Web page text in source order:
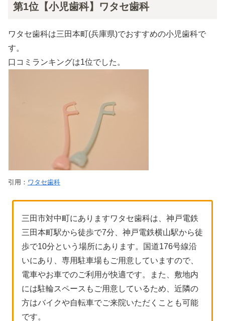
第1位【小児歯科】ワタセ歯科
ワタセ歯科は三田本町(兵庫県)でおすすめの小児歯科で
す。
口コミランキングは1位でした。
引用： ワタセ歯科
三田市対中町にありますワタセ歯科は、神戸電鉄
三田本町駅から徒歩で7分、神戸電鉄横山駅から徒
歩で10分という場所にあります。国道176号線沿
いにあり、専用駐車場もご用意していますので、
電車やお車でのご利用が快適です。また、敷地内
には駐輪スペースもご用意しているため、近隣の
方はバイクや自転車でご来院いただくことも可能
です。